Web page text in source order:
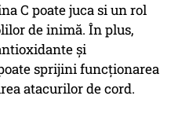
C poate juca si un rol
de inimă. În plus,
și
sprijini funcționarea
atacurilor de cord.